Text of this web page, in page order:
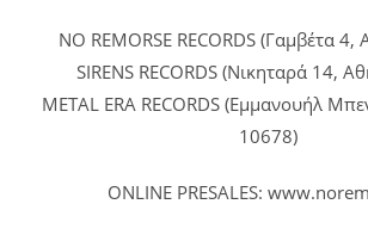
NO REMORSE RECORDS (Γαμβέτα
SIRENS RECORDS (Νικηταρά 14,
METAL ERA RECORDS (Εμμανουήλ
10678)
ONLINE PRESALES: